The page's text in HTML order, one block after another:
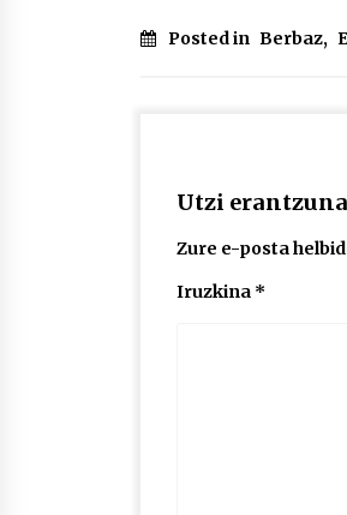
Posted in Berbaz,
Utzi erantzuna
Zure e-posta
Iruzkina *